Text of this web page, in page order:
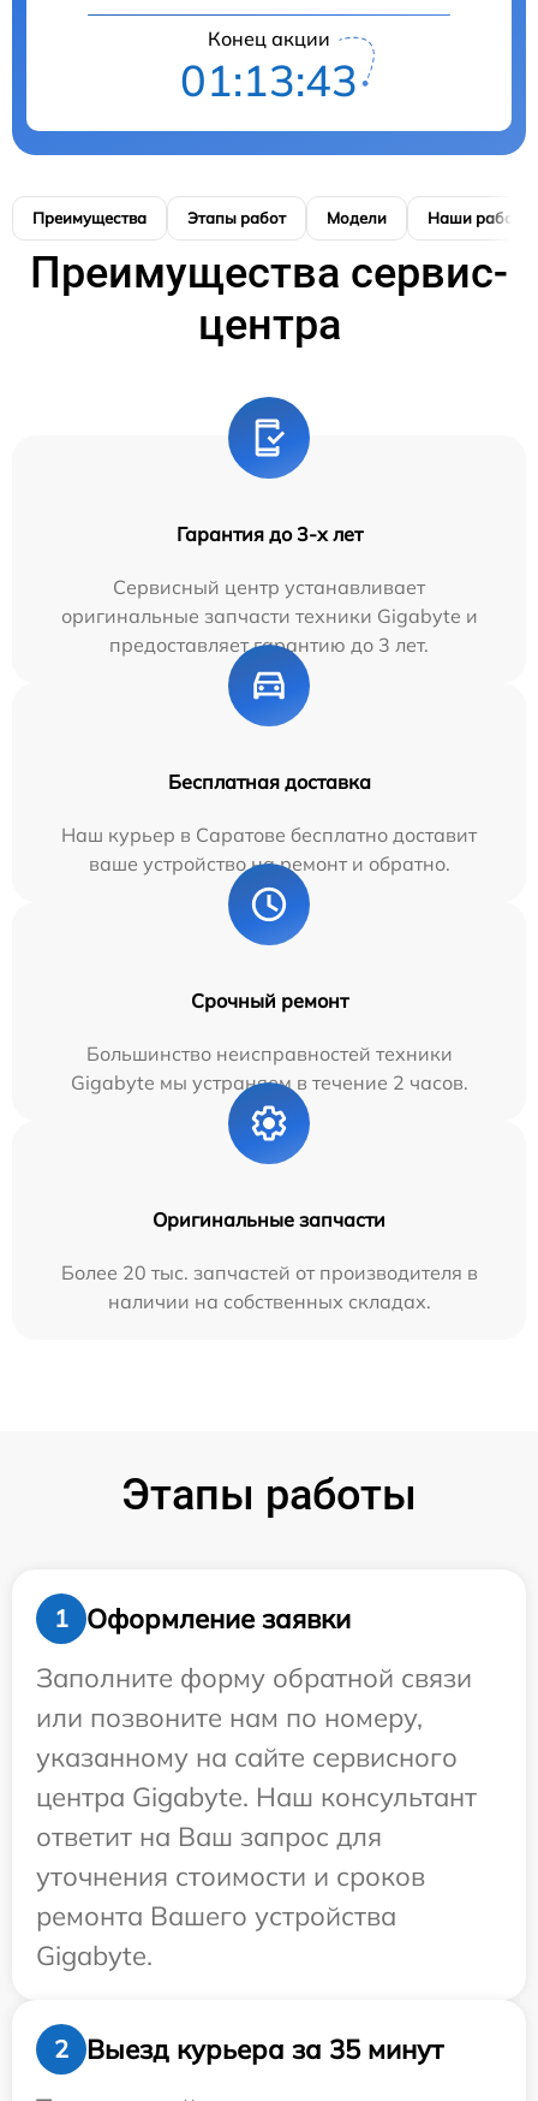
Конец акции
01:13:42
Преимущества Этапы работ Модели Наши работы
Преимущества сервис-
центра
Гарантия до 3-х лет
Сервисный центр устанавливает
оригинальные запчасти техники Gigabyte и
предоставляет гарантию до 3 лет.
Бесплатная доставка
Наш курьер в Саратове бесплатно доставит
ваше устройство на ремонт и обратно.
Срочный ремонт
Большинство неисправностей техники
Gigabyte мы устраняем в течение 2 часов.
Оригинальные запчасти
Более 20 тыс. запчастей от производителя в
наличии на собственных складах.
Этапы работы
1
Оформление заявки
Заполните форму обратной связи
или позвоните нам по номеру,
указанному на сайте сервисного
центра Gigabyte. Наш консультант
ответит на Ваш запрос для
уточнения стоимости и сроков
ремонта Вашего устройства
Gigabyte.
2
Выезд курьера за 35 минут